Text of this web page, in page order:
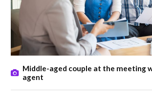
Middle-aged couple at the meeting
agent